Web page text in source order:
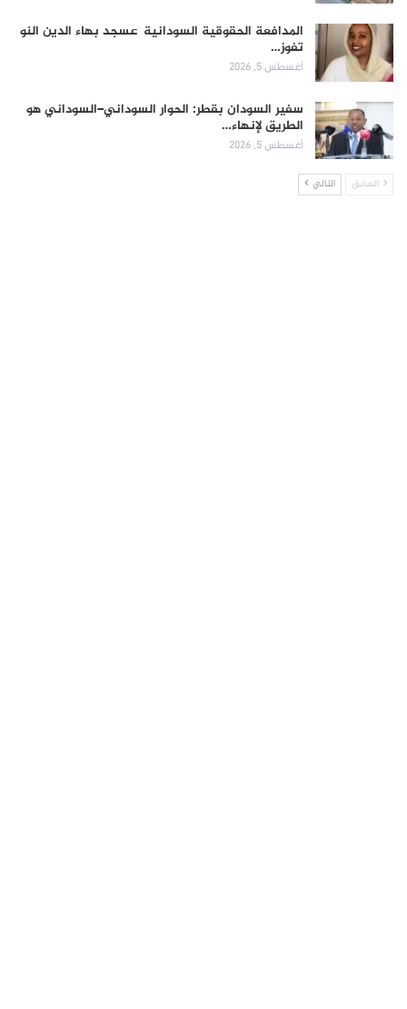
المدافعة الحقوقية السودانية عسجد بهاء الدين النو
تفوز…
أغسطس 5, 2026
سفير السودان بقطر: الحوار السوداني–السوداني هو
الطريق لإنهاء…
أغسطس 5, 2026
السابق التالي